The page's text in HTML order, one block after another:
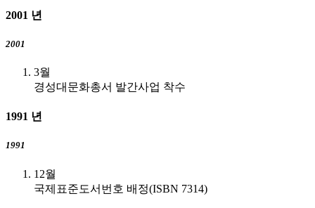
2001 년
2001
3월
경성대문화총서 발간사업 착수
1991 년
1991
12월
국제표준도서번호 배정(ISBN 7314)